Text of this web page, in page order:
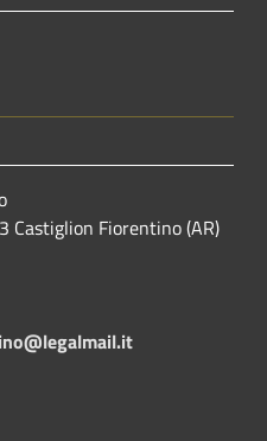
Castiglion Fiorentino (AR)